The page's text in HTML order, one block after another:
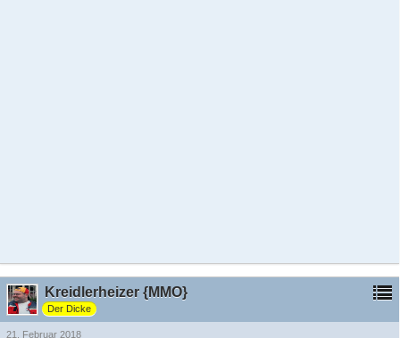
Kreidlerheizer {MMO}
Der Dicke
21. Februar 2018